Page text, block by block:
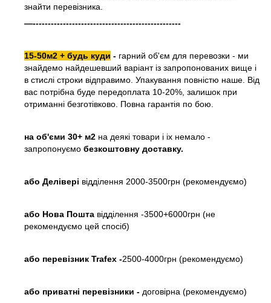
знайти перевізника.
—-------------------------------------------------
15-50м2 + будь куди - гарний об'єм для перевозки - ми
знайдемо найдешевший варіант із запропонованих вище і
в стислі строки відправимо. Упакування повністю наше. Від
вас потрібна буде передоплата 10-20%, залишок при
отриманні безготівково. Повна гарантія по бою.
на об'єми 30+ м2 на деякі товари і іх немало -
запропонуємо безкоштовну доставку.
або Делівері відділення 2000-3500грн (рекомендуємо)
або Нова Пошта відділення -3500+6000грн (не
рекомендуємо цей спосіб)
або перевізник Trafex -2500-4000грн (рекомендуємо)
або приватні перевізники - договірна (рекомендуємо)